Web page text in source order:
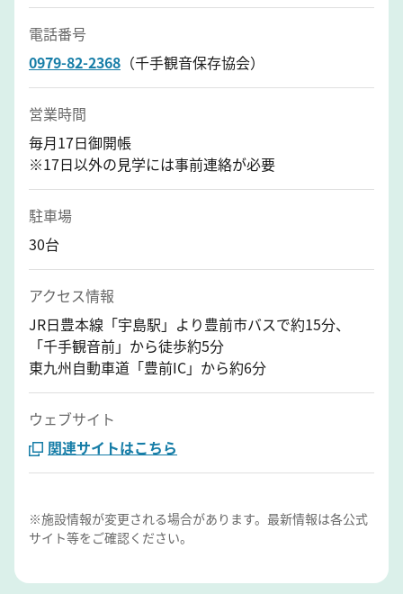
電話番号
0979-82-2368 （千手観音保存協会）
営業時間
毎月17日御開帳
※17日以外の見学には事前連絡が必要
駐車場
30台
アクセス情報
JR日豊本線「宇島駅」より豊前市バスで約15分、
「千手観音前」から徒歩約5分
東九州自動車道「豊前IC」から約6分
ウェブサイト
関連サイトはこちら
※施設情報が変更される場合があります。最新情報は各公式
サイト等をご確認ください。